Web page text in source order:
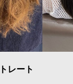
レート